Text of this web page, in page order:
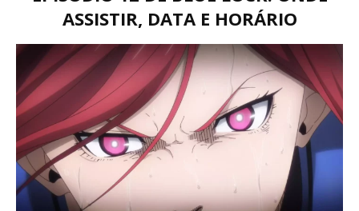
ASSISTIR, DATA E HORÁRIO